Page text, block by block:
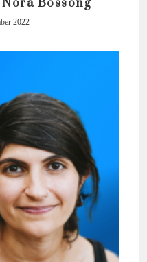
Bossong
2022